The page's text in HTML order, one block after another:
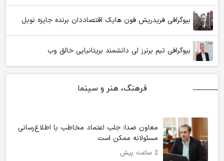
بیوگرافی فریدریش فون هایک اقتصاددان برنده جایزه نوبل
بیوگرافی تیم برنرز لی دانشمند بریتانیایی خالق وب
فرهنگ، هنر و سینما
معاون صدا: جلب اعتماد مخاطب با اطلاع‌رسانی
مسئولانه ممکن است
2 ساعت پیش